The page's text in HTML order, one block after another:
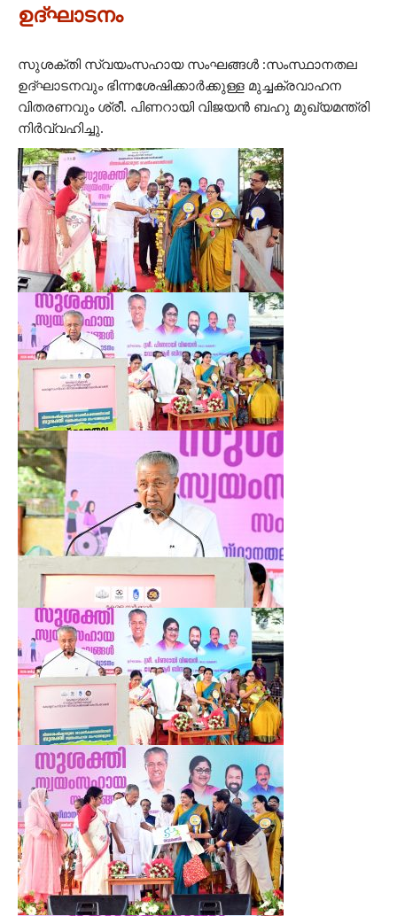
ഉദ്ഘാടനം
സുശക്തി സ്വയംസഹായ സംഘങ്ങൾ :സംസ്ഥാനതല
ഉദ്ഘാടനവും ഭിന്നശേഷിക്കാർക്കുള്ള മുച്ചക്രവാഹന
വിതരണവും ശ്രീ. പിണറായി വിജയൻ ബഹു മുഖ്യമന്ത്രി
നിർവ്വഹിച്ചു.